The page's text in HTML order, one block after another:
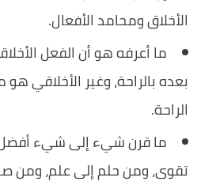
الأخلاق ومحامد الأفعال.
ما أعرفه هو أن الفعل
بعده بالراحة، وغير الأخلاقي
الراحة.
ما قرن شيء إلى شيء
تقوى، ومن حلم إلى علم،